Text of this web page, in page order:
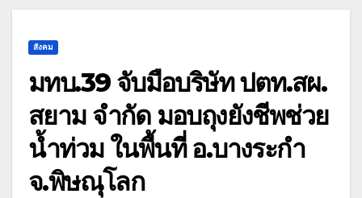
สังคม
มทบ.39 จับมือบริษัท ปตท.สผ.
สยาม จำกัด มอบถุงยังชีพช่วย
น้ำท่วม ในพื้นที่ อ.บางระกำ
จ.พิษณุโลก